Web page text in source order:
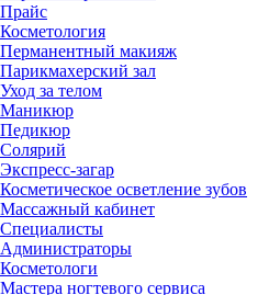
Прайс
Косметология
Перманентный макияж
Парикмахерский зал
Уход за телом
Маникюр
Педикюр
Солярий
Экспресс-загар
Косметическое осветление зубов
Массажный кабинет
Специалисты
Администраторы
Косметологи
Мастера ногтевого сервиса